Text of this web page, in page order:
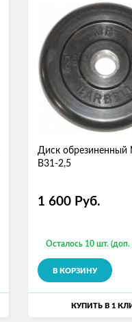
Диск обрезиненный
B31-2,5
1 600 Руб.
Осталось 10 шт. (доп.
В КОРЗИНУ
КУПИТЬ В 1